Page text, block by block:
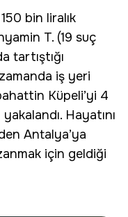
bin liralık
T. (19 suç
tartıştığı
iş yeri
Küpeli’yi 4
Hayatını
Antalya’ya
için geldiği